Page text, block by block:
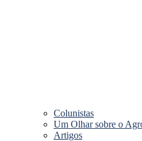
Colunistas
Um Olhar sobre o
Artigos